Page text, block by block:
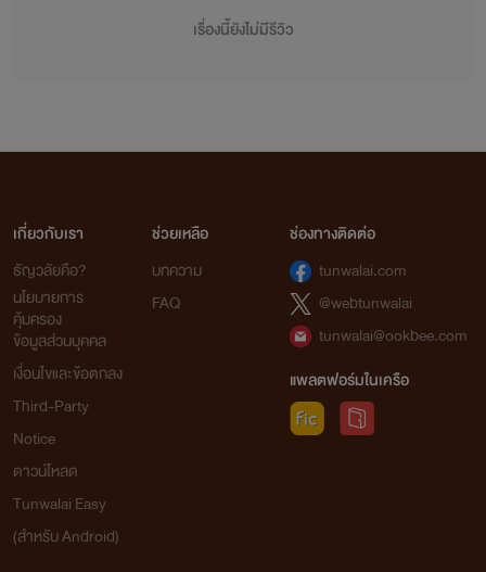
เรื่องนี้ยังไม่มีรีวิว
เกี่ยวกับเรา
ธัญวลัยคือ?
นโยบายการ
คุ้มครอง
ข้อมูลส่วนบุคคล
เงื่อนไขและข้อตกลง
Third-Party
Notice
ดาวน์โหลด
Tunwalai Easy
(สำหรับ Android)
ช่วยเหลือ
บทความ
FAQ
ช่องทางติดต่อ
tunwalai.com
@webtunwalai
tunwalai@ookbee.com
แพลตฟอร์มในเครือ